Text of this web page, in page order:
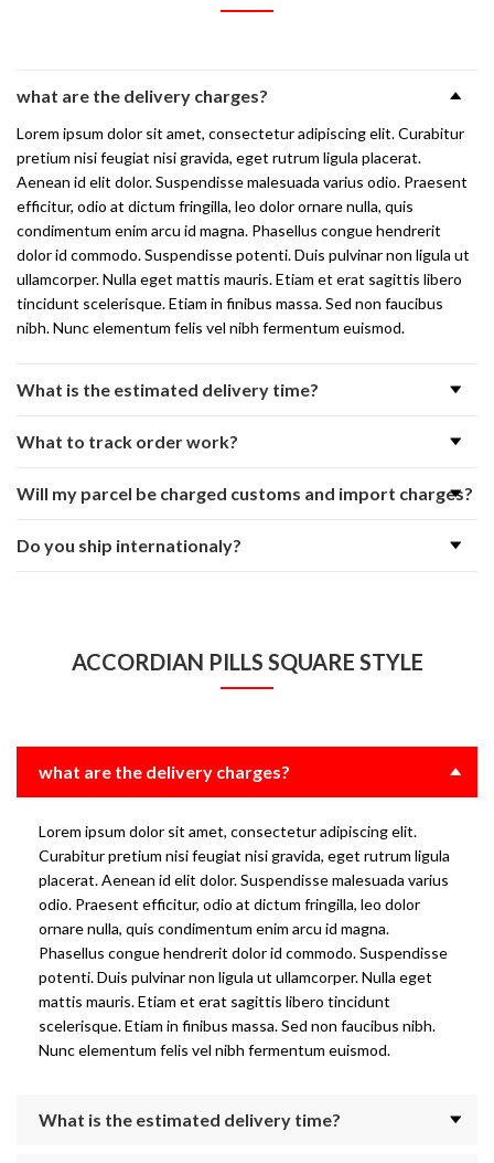
what are the delivery charges?
Lorem ipsum dolor sit amet, consectetur adipiscing elit. Curabitur
pretium nisi feugiat nisi gravida, eget rutrum ligula placerat.
Aenean id elit dolor. Suspendisse malesuada varius odio. Praesent
efficitur, odio at dictum fringilla, leo dolor ornare nulla, quis
condimentum enim arcu id magna. Phasellus congue hendrerit
dolor id commodo. Suspendisse potenti. Duis pulvinar non ligula ut
ullamcorper. Nulla eget mattis mauris. Etiam et erat sagittis libero
tincidunt scelerisque. Etiam in finibus massa. Sed non faucibus
nibh. Nunc elementum felis vel nibh fermentum euismod.
What is the estimated delivery time?
What to track order work?
Will my parcel be charged customs and import charges?
Do you ship internationaly?
ACCORDIAN PILLS SQUARE STYLE
what are the delivery charges?
Lorem ipsum dolor sit amet, consectetur adipiscing elit.
Curabitur pretium nisi feugiat nisi gravida, eget rutrum ligula
placerat. Aenean id elit dolor. Suspendisse malesuada varius
odio. Praesent efficitur, odio at dictum fringilla, leo dolor
ornare nulla, quis condimentum enim arcu id magna.
Phasellus congue hendrerit dolor id commodo. Suspendisse
potenti. Duis pulvinar non ligula ut ullamcorper. Nulla eget
mattis mauris. Etiam et erat sagittis libero tincidunt
scelerisque. Etiam in finibus massa. Sed non faucibus nibh.
Nunc elementum felis vel nibh fermentum euismod.
What is the estimated delivery time?